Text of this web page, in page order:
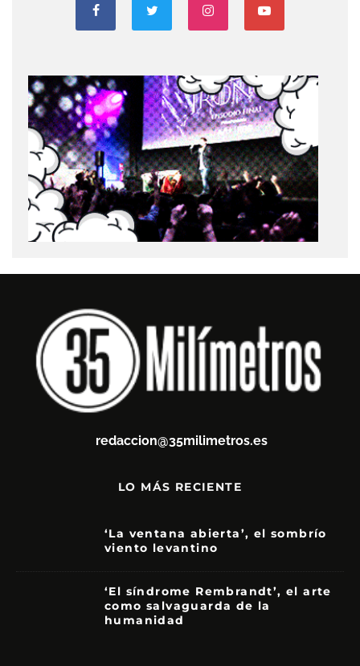
redaccion@35milimetros.es
LO MÁS RECIENTE
‘La ventana abierta’, el sombrío
viento levantino
‘El síndrome Rembrandt’, el arte
como salvaguarda de la
humanidad